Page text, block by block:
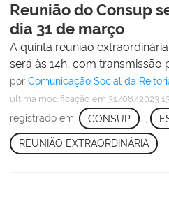
Reunião do Consup
dia 31 de março
A quinta reunião
será às 14h, com transmissão
por Comunicação Social da
última modificação em 31/08/2023
registrado em: CONSUP
REUNIÃO EXTRAORDINÁRIA